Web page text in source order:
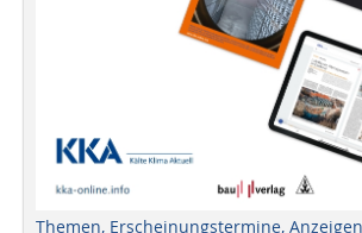
Themen, Erscheinungstermine,